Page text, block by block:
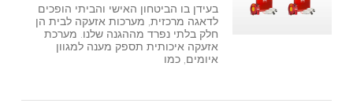
בעידן בו הביטחון האישי והביתי הופכים
לדאגה מרכזית, מערכות אזעקה לבית הן
חלק בלתי נפרד מההגנה שלנו. מערכת
אזעקה איכותית תספק מענה למגוון
איומים, כמו